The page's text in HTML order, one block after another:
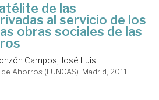
de las
al servicio de los
obras sociales de las
Campos, José Luis
Ahorros (FUNCAS). Madrid, 2011